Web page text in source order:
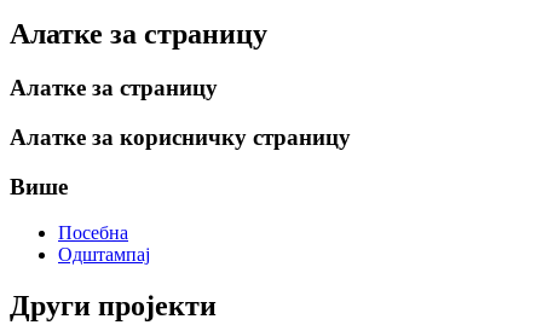
Алатке за страницу
Алатке за страницу
Алатке за корисничку страницу
Више
Посебна
Одштампај
Други пројекти